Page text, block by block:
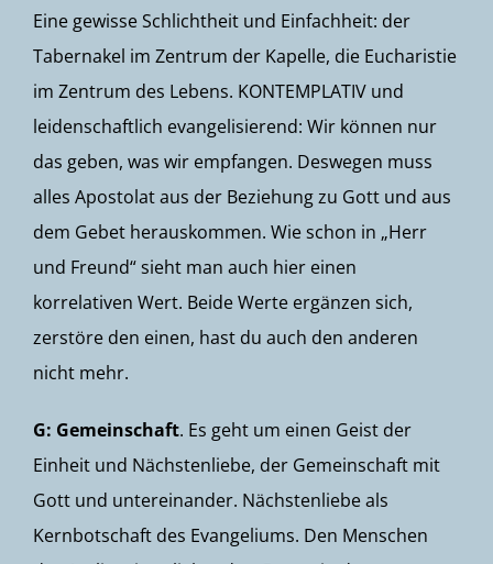
Eine gewisse Schlichtheit und Einfachheit: der
Tabernakel im Zentrum der Kapelle, die Eucharistie
im Zentrum des Lebens. KONTEMPLATIV und
leidenschaftlich evangelisierend: Wir können nur
das geben, was wir empfangen. Deswegen muss
alles Apostolat aus der Beziehung zu Gott und aus
dem Gebet herauskommen. Wie schon in „Herr
und Freund“ sieht man auch hier einen
korrelativen Wert. Beide Werte ergänzen sich,
zerstöre den einen, hast du auch den anderen
nicht mehr.
G: Gemeinschaft. Es geht um einen Geist der
Einheit und Nächstenliebe, der Gemeinschaft mit
Gott und untereinander. Nächstenliebe als
Kernbotschaft des Evangeliums. Den Menschen